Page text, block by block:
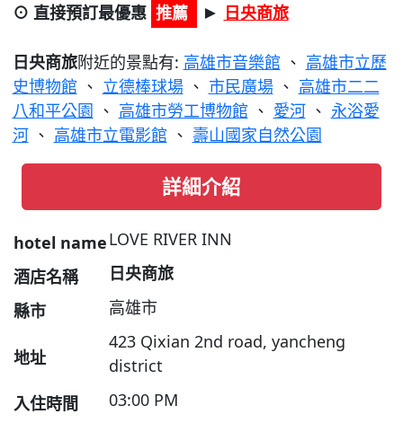
⊙ 直接預訂最優惠 推薦 ► 日央商旅
日央商旅附近的景點有: 高雄市音樂館 、 高雄市立歷
史博物館 、 立德棒球場、 市民廣場、 高雄市二二
八和平公園 、 高雄市勞工博物館 、 愛河、 永浴愛
河、 高雄市立電影館 、 壽山國家自然公園
詳細介紹
hotel nameLOVE RIVER INN
酒店名稱
日央商旅
縣市
高雄市
地址
423 Qixian 2nd road, yancheng
district
入住時間
03:00 PM